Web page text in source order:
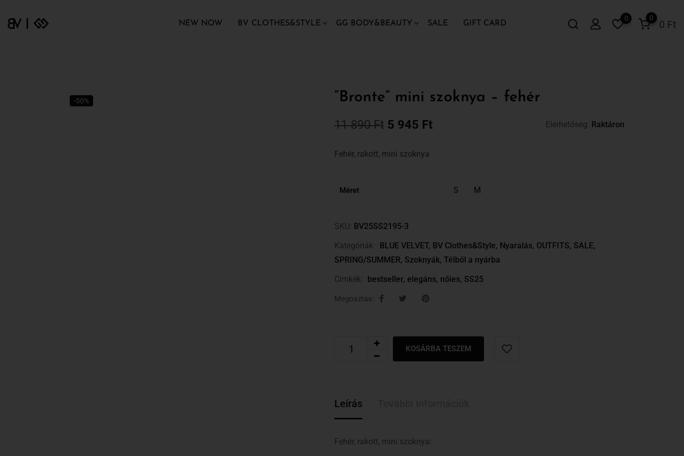
NEW NOW BV CLOTHES&STYLE GG BODY&BEAUTY SALE GIFT CARD 0 Ft
0
0
-50% “Bronte” mini szoknya – fehér
11 890Ft 5 945 Ft Elérhetőség: Raktáron
Fehér, rakott, mini szoknya
Méret S M
SKU: BV25SS2195-3
Kategóriák:
BLUE VELVET, BV Clothes&Style, Nyaralás, OUTFITS, SALE,
SPRING/SUMMER, Szoknyák, Télből a nyárba
Cimkék:
bestseller, elegáns, nőies, SS25
Megosztás:
KOSÁRBA TESZEM
Leírás
Fehér, rakott, mini szoknya: